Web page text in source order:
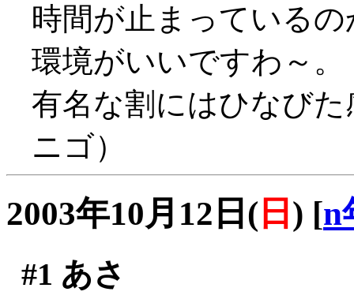
時間が止まっている
環境がいいですわ～。
有名な割にはひなび
ニゴ）
2003年10月12日( 日 ) [n
#1 あさ